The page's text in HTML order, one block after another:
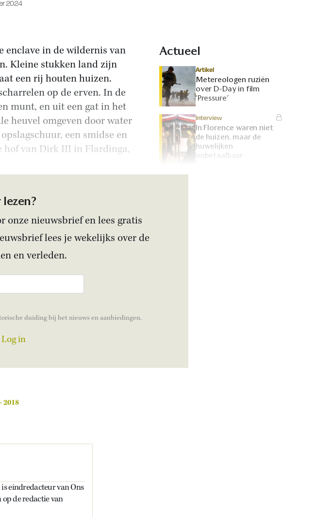
2024
enclave in de wildernis van
Kleine stukken land zijn
een rij houten huizen.
op de erven. In de
munt, en uit een gat in het
heuvel omgeven door water
een smidse en
hof van Dirk III in Flardinga,
onze nieuwsbrief en lees gratis
lees je wekelijks over de
en verleden.
duiding bij het nieuws en aanbiedingen.
Log in
Actueel
Artikel
Metereologen ruziën
over D-Day in film
‘Pressure’
Interview
In Florence waren niet
de huizen, maar de
huwelijken
onbetaalbaar
eindredacteur van Ons
de redactie van